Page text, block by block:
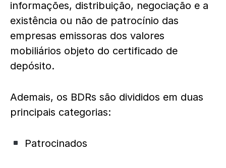
informações, distribuição, negociação e a
existência ou não de patrocínio das
empresas emissoras dos valores
mobiliários objeto do certificado de
depósito.
Ademais, os BDRs são divididos em duas
principais categorias:
Patrocinados